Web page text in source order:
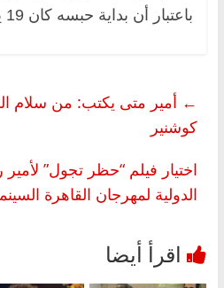
باعتبار أن بداية حبسه كان 19 يونيو 2018.
← أمير متى يكتب: من سلام
كوشنير
اختيار فيلم “حظر تجول”
الدولية لمهرجان القاهرة